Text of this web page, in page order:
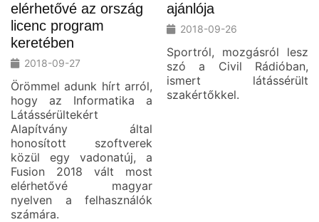
elérhetővé az ország
licenc program
keretében
2018-09-27
Örömmel adunk hírt arról,
hogy az Informatika a
Látássérültekért
Alapítvány által
honosított szoftverek
közül egy vadonatúj, a
Fusion 2018 vált most
elérhetővé magyar
nyelven a felhasználók
számára.
ajánlója
2018-09-26
Sportról, mozgásról lesz
szó a Civil Rádióban,
ismert látássérült
szakértőkkel.